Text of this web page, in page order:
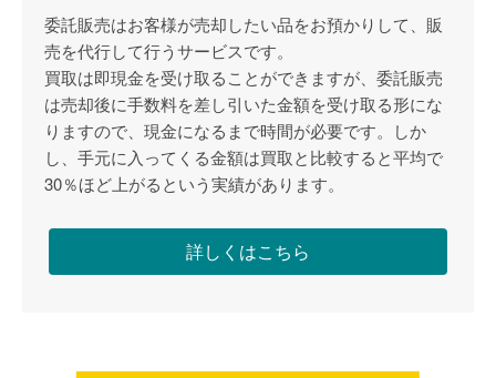
委託販売はお客様が売却したい品をお預かりして、販
売を代行して行うサービスです。
買取は即現金を受け取ることができますが、委託販売
は売却後に手数料を差し引いた金額を受け取る形にな
りますので、現金になるまで時間が必要です。しか
し、手元に入ってくる金額は買取と比較すると平均で
30％ほど上がるという実績があります。
詳しくはこちら